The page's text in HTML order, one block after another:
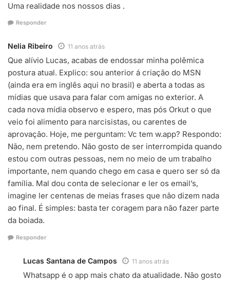
Uma realidade nos nossos dias .
Responder
Nelia Ribeiro 11 anos atrás
Que alívio Lucas, acabas de endossar minha polêmica
postura atual. Explico: sou anterior á criação do MSN
(ainda era em inglês aqui no brasil) e aberta a todas as
mídias que usava para falar com amigas no exterior. A
cada nova mídia observo e espero, mas pós Orkut o que
veio foi alimento para narcisistas, ou carentes de
aprovação. Hoje, me perguntam: Vc tem w.app? Respondo:
Não, nem pretendo. Não gosto de ser interrompida quando
estou com outras pessoas, nem no meio de um trabalho
importante, nem quando chego em casa e quero ser só da
família. Mal dou conta de selecionar e ler os email’s,
imagine ler centenas de meias frases que não dizem nada
ao final. É simples: basta ter coragem para não fazer parte
da boiada.
Responder
Lucas Santana de Campos 11 anos atrás
Whatsapp é o app mais chato da atualidade. Não gosto